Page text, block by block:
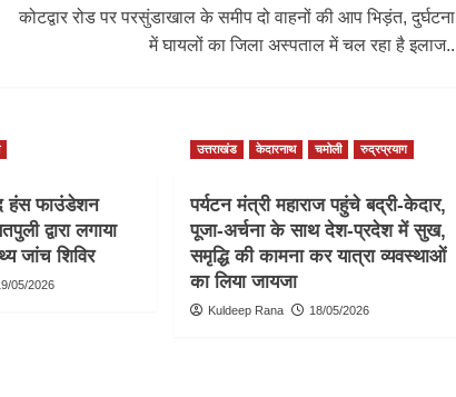
कोटद्वार रोड पर परसुंडाखाल के समीप दो वाहनों की आप भिड़ंत, दुर्घटना
में घायलों का जिला अस्पताल में चल रहा है इलाज..
हंस फाउंडेशन
द्वारा लगाया
जांच शिविर
05/2026
उत्तराखंड केदारनाथ चमोली रुद्रप्रयाग
पर्यटन मंत्री महाराज पहुंचे बद्री-केदार,
पूजा-अर्चना के साथ देश-प्रदेश में सुख,
समृद्धि की कामना कर यात्रा व्यवस्थाओं
का लिया जायजा
Kuldeep Rana 18/05/2026